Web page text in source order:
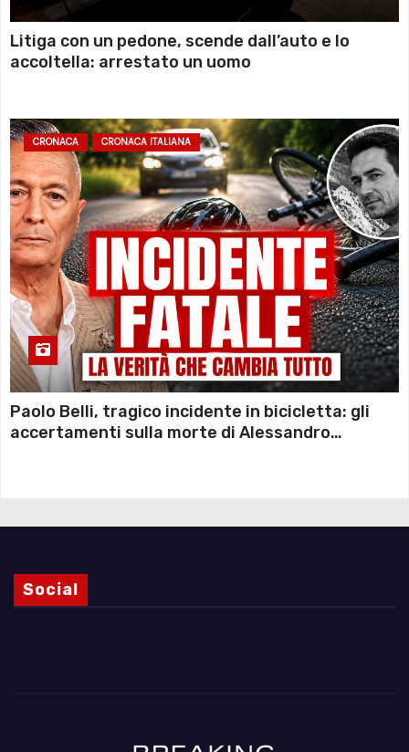
Litiga con un pedone, scende dall’auto e lo
accoltella: arrestato un uomo
CRONACA CRONACA ITALIANA
Paolo Belli, tragico incidente in bicicletta: gli
accertamenti sulla morte di Alessandro
Social